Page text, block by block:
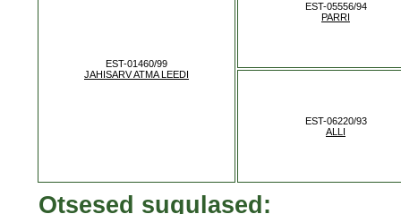
EST-01460/99
JAHISARV ATMA LEEDI
EST-05556/94
PARRI
EST-06220/93
ALLI
Otsesed sugulased: